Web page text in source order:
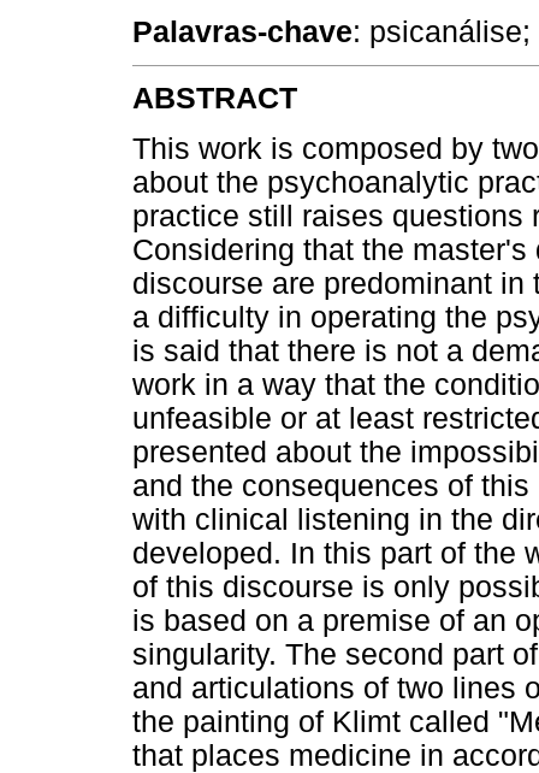
Palavras-chave:
ABSTRACT
This work is composed by
about the psychoanalytic
practice still raises questions
Considering that the
discourse are predominant
a difficulty in operating the
is said that there is not a
work in a way that the
unfeasible or at least
presented about the
and the consequences of
with clinical listening in the
developed. In this part of the
of this discourse is only
is based on a premise of an
singularity. The second part
and articulations of two lines
the painting of Klimt called
that places medicine in